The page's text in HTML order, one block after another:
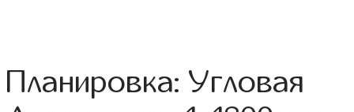
Планировка: Угловая